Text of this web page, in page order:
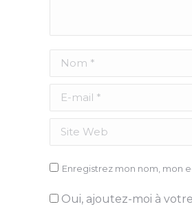
Nom *
E-mail *
Site Web
Enregistrez mon nom, mon
Oui, ajoutez-moi à